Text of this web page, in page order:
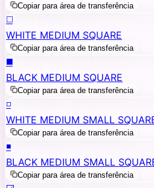
Copiar para área de transferência
◻️
WHITE MEDIUM SQUARE
Copiar para área de transferência
◼️
BLACK MEDIUM SQUARE
Copiar para área de transferência
◽
WHITE MEDIUM SMALL
Copiar para área de transferência
◾
BLACK MEDIUM SMALL
Copiar para área de transferência